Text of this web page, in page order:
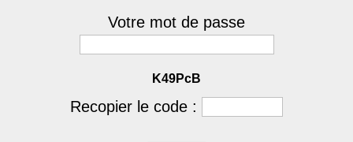
Votre mot de passe
K49PcB
Recopier le code :